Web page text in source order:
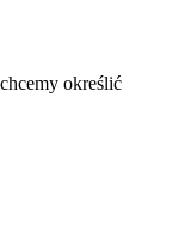
określić